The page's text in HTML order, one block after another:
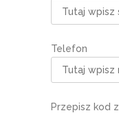
Telefon
Przepisz kod